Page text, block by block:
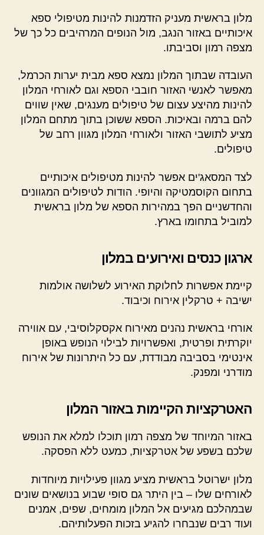
מלון בראשית מעניק הזדמנות להינות מטיפולי ספא
איכותיים באזור הנגב, מול הנופים המרהיבים כל כך של
מצפה רמון וסביבתו.
העובדה שבתוך המלון נמצא ספא מבית יערות הכרמל,
מאפשר לאנשי האזור חובבי הספא וגם לאורחי המלון
להינות מהיצע עצום של טיפולים מענגים, שאין שווים
להם ברמה ובאיכות. הספא ששוכן בתוך מתחם המלון
מציע לתושבי האזור ולאורחי המלון מגוון רחב של
טיפולים.
לצד המסאג'ים אפשר להינות מטיפולים איכותיים
בתחום הקוסמטיקה והיופי. הודות לטיפולים המגוונים
והחדשניים הפך במהירות הספא של מלון בראשית
למוביל בתחומו בארץ.
ארגון כנסים ואירועים במלון
קיימת אפשרות לחלוקת האירוע לשלושה אולמות
ישיבה + טרקלין אירוח וכיבוד.
אורחי בראשית נהנים מאירוח אקסקלוסיבי, עם אווירה
יוקרתית ופרטית, ואפשרויות לבילוי הנופש באופן
אינטימי בסביבה מבודדת, עם כל היתרונות של אירוח
מודרני ומפנק.
האטרקציות הקיימות באזור המלון
באזור המיוחד של מצפה רמון תוכלו למלא את הנופש
שלכם בשפע של אטרקציות, כמעט ללא הפסקה.
מלון ישרוטל בראשית מציע מגוון פעילויות מיוחדות
לאורחים שלו – בין היתר גם סופי שבוע בנושאים שונים
שבמהלכם מגיעים אל המלון מומחים, שפים, אמנים
ועוד רבים שנבחרו להגיע בזכות הפעלותיהם.